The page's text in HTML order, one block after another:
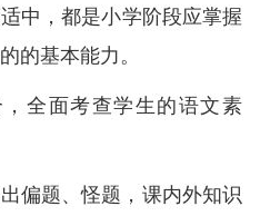
中，都是小学阶段应掌握
的基本能力。
全面考查学生的语文素
偏题、怪题，课内外知识